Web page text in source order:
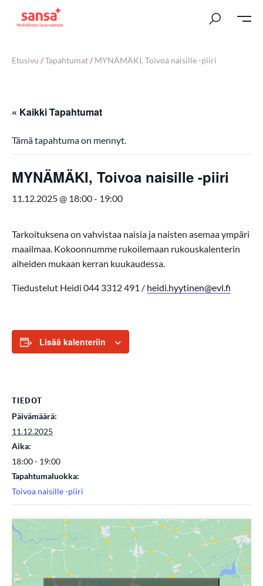
Etusivu /Tapahtumat/MYNÄMÄKI, Toivoa naisille -piiri
« Kaikki Tapahtumat
Tämä tapahtuma on mennyt.
MYNÄMÄKI, Toivoa naisille -piiri
11.12.2025 @ 18:00- 19:00
Tarkoituksena on vahvistaa naisia ja naisten asemaa ympäri
maailmaa. Kokoonnumme rukoilemaan rukouskalenterin
aiheiden mukaan kerran kuukaudessa.
Tiedustelut Heidi 044 3312 491 / heidi.hyytinen@evl.fi
Lisää kalenteriin
TIEDOT
Päivämäärä:
11.12.2025
Aika:
18:00 - 19:00
Tapahtumaluokka:
Toivoa naisille -piiri